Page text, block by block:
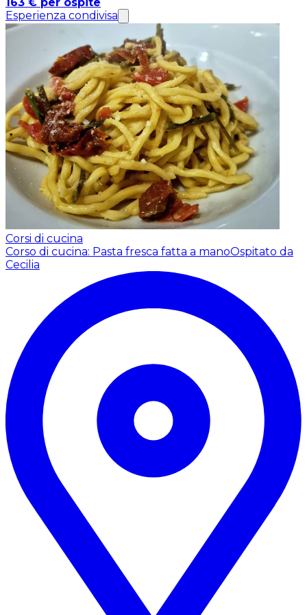
Esperienza condivisa
Corsi di cucina
Corso di cucina: Pasta fresca fatta a manoOspitato da
Cecilia